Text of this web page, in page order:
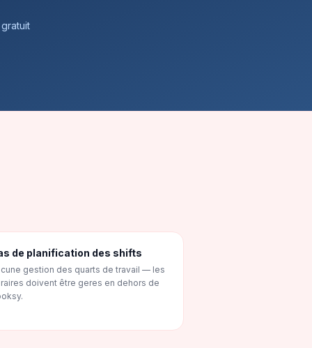
de planification des shifts
gestion des quarts de travail — les
doivent être geres en dehors de